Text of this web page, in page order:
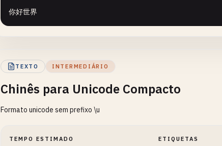
你好世界
TEXTO INTERMEDIÁRIO
Chinês para Unicode Compacto
Formato unicode sem prefixo \u
TEMPO ESTIMADO ETIQUETAS